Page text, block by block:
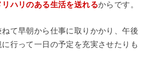
ハリのある生活を送れるからです。
て早朝から仕事に取りかかり、午後
行って一日の予定を充実させたりも